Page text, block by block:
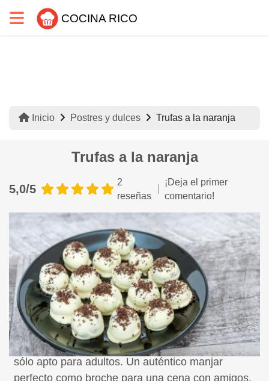
COCINA RICO
Inicio Postres y dulces Trufas a la naranja
Trufas a la naranja
5,0/5
2
reseñas
¡Deja el primer
comentario!
Receta de trufas a la naranja, un postre delicioso
sólo apto para adultos. Un auténtico manjar
perfecto como broche para una cena con amigos.